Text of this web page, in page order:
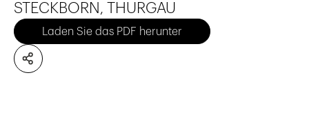
STECKBORN, THURGAU
Laden Sie das PDF herunter